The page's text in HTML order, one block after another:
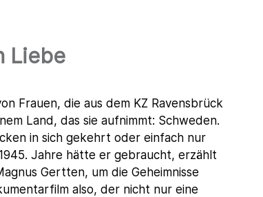
Liebe
Frauen, die aus dem KZ Ravensbrück
Land, das sie aufnimmt: Schweden.
in sich gekehrt oder einfach nur
Jahre hätte er gebraucht, erzählt
Gertten, um die Geheimnisse
also, der nicht nur eine